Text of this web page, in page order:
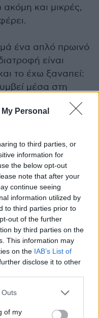
Personal
to third parties, or
information for
the below opt-out
note that after your
continue seeing
information utilized by
to third parties prior to
out of the further
by third parties on the
This information may
on the IAB’s List of
disclose it to other
one or more Google
You may click to
Outs
of my
και μικρές,
ένα απλό πρωινό
είναι
το έχω ξαναπεί:
μέσα στη
στο Google News
από την Ελλάδα
στο